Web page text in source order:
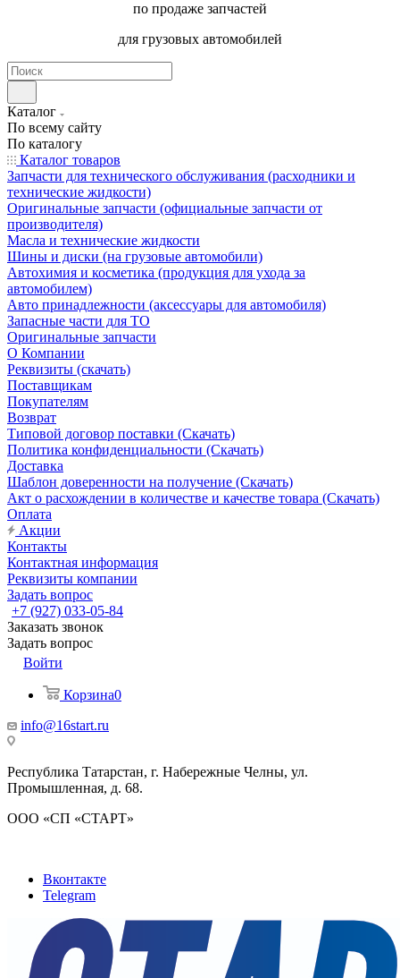
по продаже запчастей
для грузовых автомобилей
Каталог
По всему сайту
По каталогу
Каталог товаров
Запчасти для технического обслуживания (расходники и
технические жидкости)
Оригинальные запчасти (официальные запчасти от
производителя)
Масла и технические жидкости
Шины и диски (на грузовые автомобили)
Автохимия и косметика (продукция для ухода за
автомобилем)
Авто принадлежности (аксессуары для автомобиля)
Запасные части для ТО
Оригинальные запчасти
О Компании
Реквизиты (скачать)
Поставщикам
Покупателям
Возврат
Типовой договор поставки (Скачать)
Политика конфиденциальности (Скачать)
Доставка
Шаблон доверенности на получение (Скачать)
Акт о расхождении в количестве и качестве товара (Скачать)
Оплата
Акции
Контакты
Контактная информация
Реквизиты компании
Задать вопрос
+7 (927) 033-05-84
Заказать звонок
Задать вопрос
Войти
Корзина0
info@16start.ru
Республика Татарстан, г. Набережные Челны, ул.
Промышленная, д. 68.
ООО «СП «СТАРТ»
Вконтакте
Telegram